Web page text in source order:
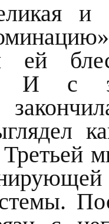
и
ей
И с